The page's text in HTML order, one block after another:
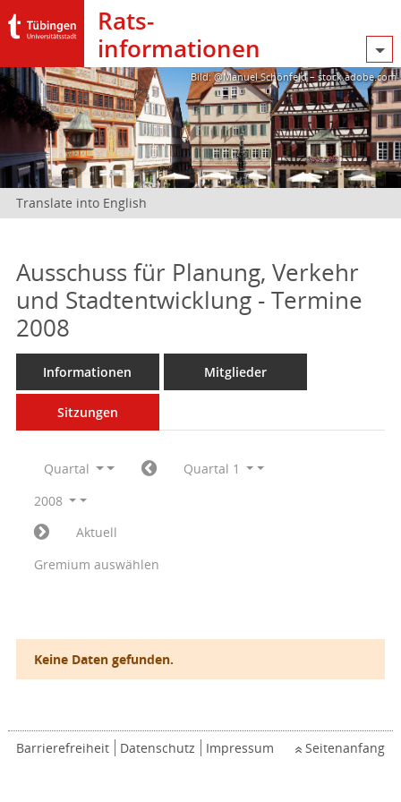
Rats­
informationen
Bild: @Manuel Schönfeld – stock.adobe.com
Translate into English
Ausschuss für Planung, Verkehr
und Stadtentwicklung - Termine
2008
Informationen Mitglieder
Sitzungen
Quartal
Quartal 1
2008
Aktuell
Gremium auswählen
Keine Daten gefunden.
Barrierefreiheit Datenschutz Impressum Seitenanfang